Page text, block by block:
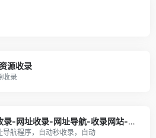
源收录
收录
888导航网-网站收录-网址收录-网址导航-收录网站-自助广告系统
航程序，自动秒收录，自动